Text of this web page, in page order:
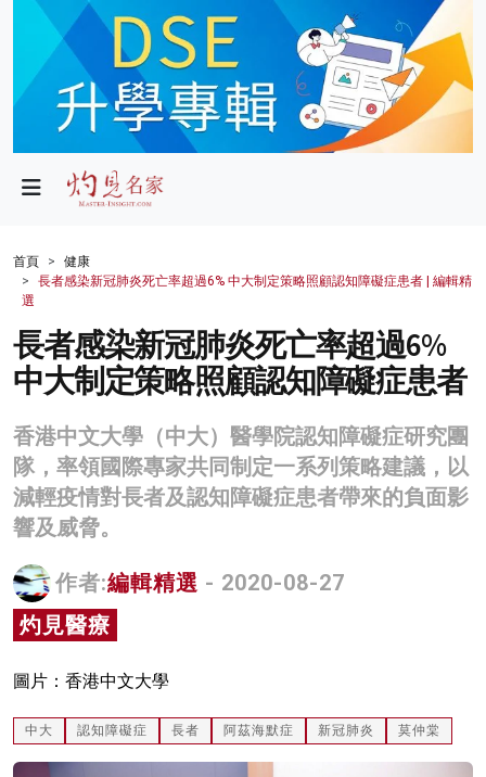
政局
財經
生活
健康
商業
科技
影片
名家榜
灼見活動
關於我們
首頁
健康
長者感染新冠肺炎死亡率超過6% 中大制定策略照顧認知障礙症患者 | 編輯精
選
長者感染新冠肺炎死亡率超過6%
中大制定策略照顧認知障礙症患者
香港中文大學（中大）醫學院認知障礙症研究團
隊，率領國際專家共同制定一系列策略建議，以
減輕疫情對長者及認知障礙症患者帶來的負面影
響及威脅。
作者:編輯精選 - 2020-08-27
灼見醫療
圖片：香港中文大學
中大 認知障礙症 長者 阿茲海默症 新冠肺炎 莫仲棠